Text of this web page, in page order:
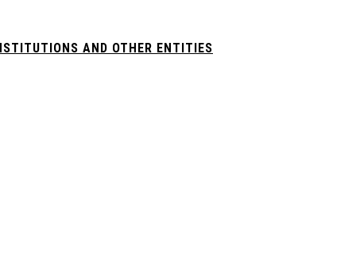
AND OTHER ENTITIES